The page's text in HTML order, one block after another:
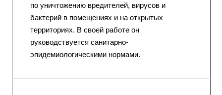
по уничтожению вредителей, вирусов и
бактерий в помещениях и на открытых
территориях. В своей работе он
руководствуется санитарно-
эпидемиологическими нормами.